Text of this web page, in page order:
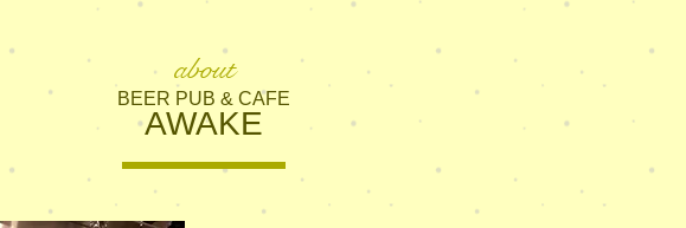
about
AWAKE
BEER PUB & CAFE